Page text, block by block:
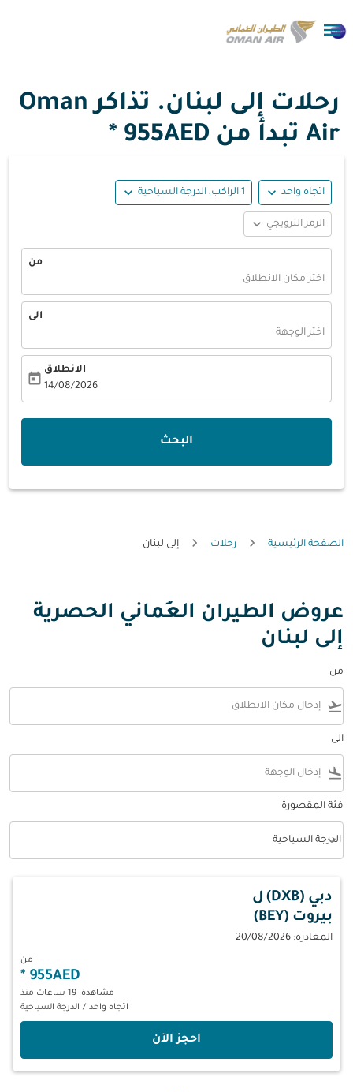

رحلات إلى لبنان. تذاكر Oman
Air تبدأ من
955AED *
اتجاه واحد expand_more 1 الراكب, الدرجة السياحية expand_more
الرمز الترويجي expand_more
من
اختر مكان الانطلاق
الى
اختر الوجهة
الانطلاق
14/08/2026
today
البحث
الصفحة الرئيسية رحلات إلى لبنان
عروض الطيران العُماني الحصرية
إلى لبنان
من
flight_takeoff
الى
flight_land
فئة المقصورة
فئة المقصورة option الدرجة السياحية Selected
الدرجة السياحية
keyboard_arrow_down
دبي (DXB)
ل
بيروت (BEY)
المغادرة: 20/08/2026
من
955AED
*
مشاهدة: 19 ساعات منذ
اتجاه واحد / الدرجة السياحية
‫احجز الآن‬